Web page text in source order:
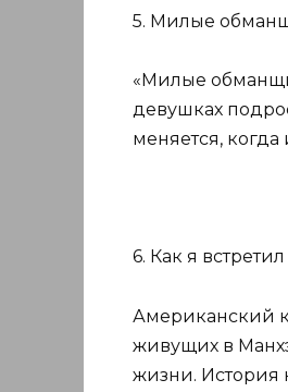
5. Милые
«Милые
девушках
меняется,
6. Как я
Американский
живущих в
жизни. История